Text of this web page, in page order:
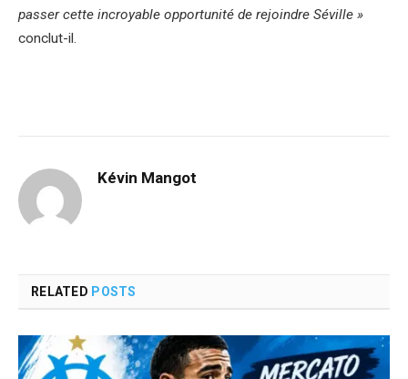
passer cette incroyable opportunité de rejoindre Séville »
conclut-il.
Kévin Mangot
RELATED POSTS